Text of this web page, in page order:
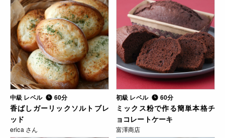
中級 レベル 60分
香ばしガーリックソルトブレ
ッド
erica さん
初級 レベル 60分
ミックス粉で作る簡単本格チ
ョコレートケーキ
富澤商店